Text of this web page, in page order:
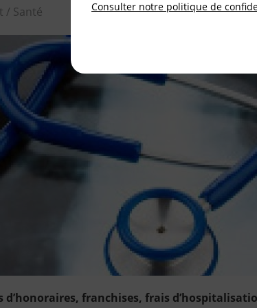
/ Santé
d’honoraires, franchises, frais
Consulter notre politique de